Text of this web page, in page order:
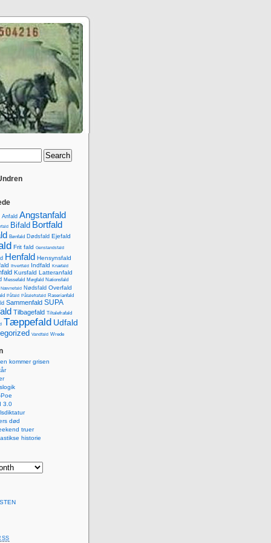
Anfald Angstanfald
Bifald Bortfald
Bønfald Dødsfald Ejefald
Frit fald Genstandsfald
Henfald Hensynsfald
Ihvertfald Indfald Knæfald
Kursfald Latteranfald
Messefald Møgfald Nationsfald
Nævnefald Nødsfald Overfald
Påfald Påtalefrafald Raserianfald
Sammenfald SUPA
Tilbagefald Tiltalefrafald
Tæppefald Udfald
Vandfald Wrede
kommer grisen
3.0
død
truer
historie